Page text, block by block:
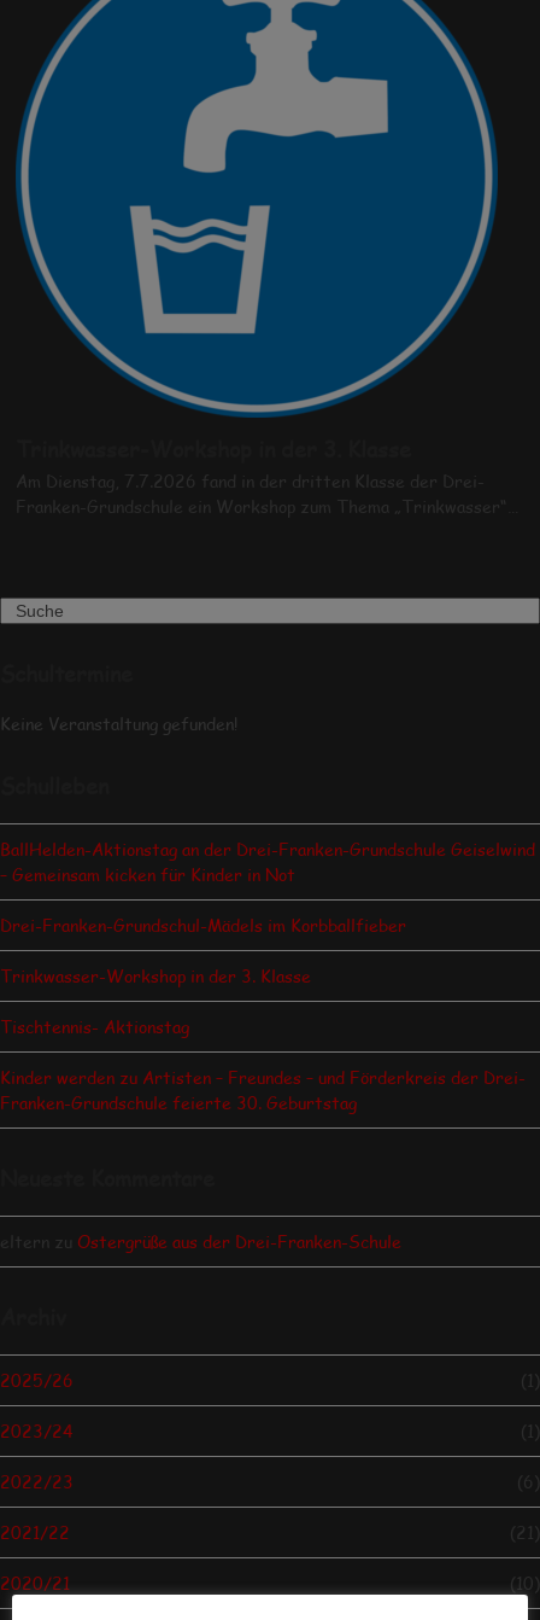
Am Dienstag, 7.7.2026 fand in der dritten Klasse der Drei-
Franken-Grundschule ein Workshop zum Thema „Trinkwasser“…
Search
Keine Veranstaltung gefunden!
BallHelden-Aktionstag an der Drei-Franken-Grundschule Geiselwind
– Gemeinsam kicken für Kinder in Not
Drei-Franken-Grundschul-Mädels im Korbballfieber
Trinkwasser-Workshop in der 3. Klasse
Tischtennis- Aktionstag
Kinder werden zu Artisten – Freundes – und Förderkreis der Drei-
Franken-Grundschule feierte 30. Geburtstag
eltern zu Ostergrüße aus der Drei-Franken-Schule
2025/26 (1)
2023/24 (1)
2022/23 (6)
2021/22 (21)
2020/21 (10)